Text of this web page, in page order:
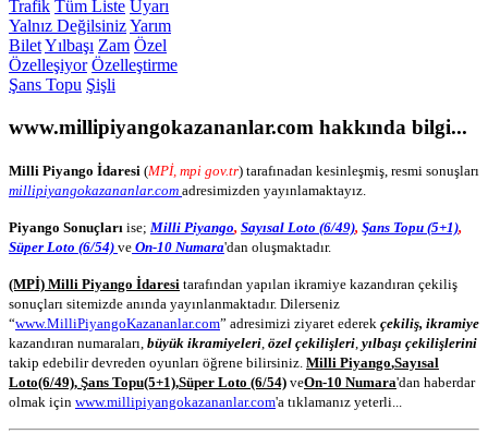
Trafik Tüm Liste Uyarı
Yalnız DeğilsinizYarım
BiletYılbaşı Zam Özel
Özelleşiyor Özelleştirme
Şans Topu Şişli
www.millipiyangokazananlar.com hakkında bilgi...
Milli Piyango İdaresi (MPİ, mpi gov.tr) tarafınadan kesinleşmiş, resmi sonuşları
millipiyangokazananlar.com adresimizden yayınlamaktayız.
Piyango Sonuçları ise; Milli Piyango, Sayısal Loto (6/49), Şans Topu (5+1),
Süper Loto (6/54) ve On-10 Numara'dan oluşmaktadır.
(MPİ) Milli Piyango İdaresi tarafından yapılan ikramiye kazandıran çekiliş
sonuçları sitemizde anında yayınlanmaktadır. Dilerseniz
“www.MilliPiyangoKazananlar.com” adresimizi ziyaret ederek çekiliş, ikramiye
kazandıran numaraları, büyük ikramiyeleri özel çekilişleri yılbaşı çekilişlerini
takip edebilir devreden oyunları öğrene bilirsiniz. Milli Piyango,Sayısal
Loto(6/49), Şans Topu(5+1),Süper Loto (6/54) veOn-10 Numara'dan haberdar
olmak için www.millipiyangokazananlar.com'a tıklamanız yeterli...